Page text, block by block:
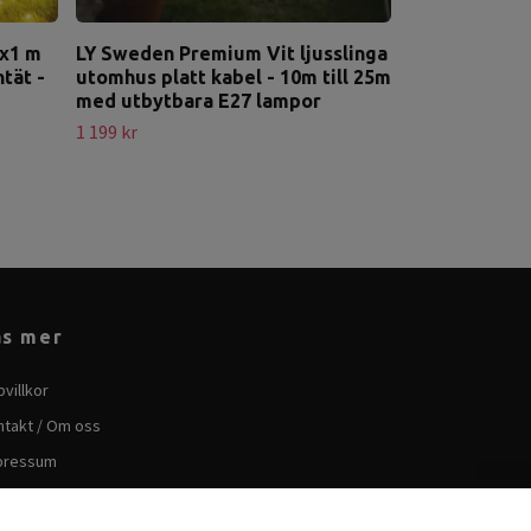
m
-
LY Sweden Premium Vit ljusslinga
utomhus platt kabel - 10m till 25m
med utbytbara E27 lampor
1 199 kr
mer
/ Om oss